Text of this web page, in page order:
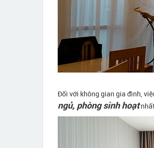
Đối với không gian gia đình,
ngủ, phòng sinh hoạt